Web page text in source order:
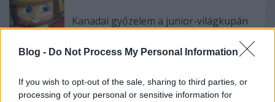
Blog - Do Not Process My Personal Information
If you wish to opt-out of the sale, sharing to third parties, or
processing of your personal or sensitive information for
Kanadai győzelem a junior-világkupán
Szólj hozzá!